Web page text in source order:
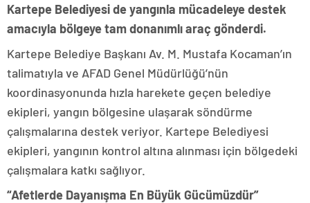
Kartepe Belediyesi de yangınla mücadeleye destek
amacıyla bölgeye tam donanımlı araç gönderdi.
Kartepe Belediye Başkanı Av. M. Mustafa Kocaman’ın
talimatıyla ve AFAD Genel Müdürlüğü’nün
koordinasyonunda hızla harekete geçen belediye
ekipleri, yangın bölgesine ulaşarak söndürme
çalışmalarına destek veriyor. Kartepe Belediyesi
ekipleri, yangının kontrol altına alınması için bölgedeki
çalışmalara katkı sağlıyor.
“Afetlerde Dayanışma En Büyük Gücümüzdür”